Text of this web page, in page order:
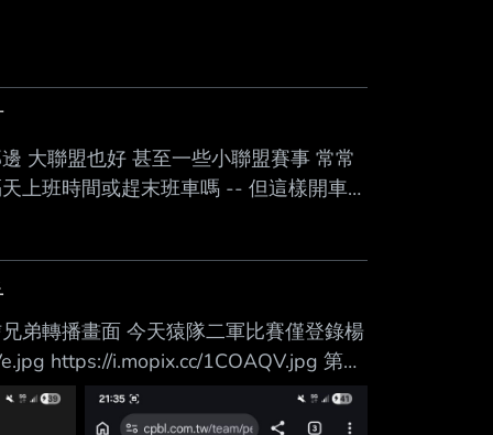
大聯盟也好 甚至一些小聯盟賽事 常常
上班時間或趕末班車嗎 -- 但這樣開車回
弟轉播畫面 今天猿隊二軍比賽僅登錄楊
https://i.mopix.cc/1COAQV.jpg 第四
份出場了（捕手身份出賽 則為7次） 之
二投手資源目前已經是捉襟 見肘了？ --